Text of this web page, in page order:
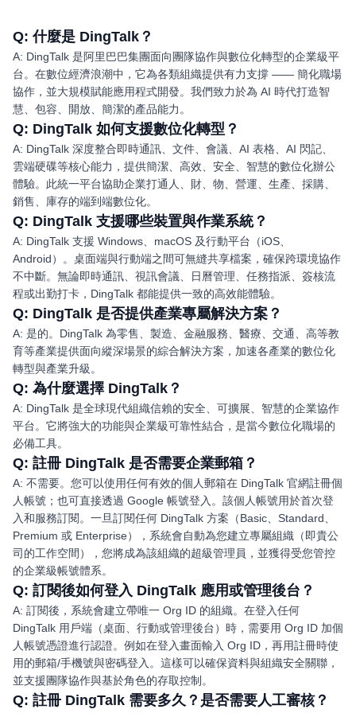
Q:什麼是 DingTalk？
A: DingTalk 是阿里巴巴集團面向團隊協作與數位化轉型的企業級平
台。在數位經濟浪潮中，它為各類組織提供有力支撐 —— 簡化職場
協作，並大規模賦能應用程式開發。我們致力於為 AI 時代打造智
慧、包容、開放、簡潔的產品能力。
Q: DingTalk 如何支援數位化轉型？
A: DingTalk 深度整合即時通訊、文件、會議、AI 表格、AI 閃記、
雲端硬碟等核心能力，提供簡潔、高效、安全、智慧的數位化辦公
體驗。此統一平台協助企業打通人、財、物、營運、生產、採購、
銷售、庫存的端到端數位化。
Q: DingTalk 支援哪些裝置與作業系統？
A: DingTalk 支援 Windows、macOS 及行動平台（iOS、
Android）。桌面端與行動端之間可無縫共享檔案，確保跨環境協作
不中斷。無論即時通訊、視訊會議、日曆管理、任務指派、簽核流
程或出勤打卡，DingTalk 都能提供一致的高效能體驗。
Q: DingTalk 是否提供產業專屬解決方案？
A: 是的。DingTalk 為零售、製造、金融服務、醫療、交通、高等教
育等產業提供面向縱深場景的綜合解決方案，加速各產業的數位化
轉型與產業升級。
Q: 為什麼選擇 DingTalk？
A: DingTalk 是全球現代組織信賴的安全、可擴展、智慧的企業協作
平台。它將強大的功能與企業級可靠性結合，是當今數位化職場的
必備工具。
Q: 註冊 DingTalk 是否需要企業郵箱？
A: 不需要。您可以使用任何有效的個人郵箱在 DingTalk 官網註冊個
人帳號；也可直接透過 Google 帳號登入。該個人帳號用於首次登
入和服務訂閱。一旦訂閱任何 DingTalk 方案（Basic、Standard、
Premium 或 Enterprise），系統會自動為您建立專屬組織（即貴公
司的工作空間），您將成為該組織的超級管理員，並獲得受您管控
的企業級帳號體系。
Q: 訂閱後如何登入 DingTalk 應用或管理後台？
A: 訂閱後，系統會建立帶唯一 Org ID 的組織。在登入任何
DingTalk 用戶端（桌面、行動或管理後台）時，需要用 Org ID 加個
人帳號憑證進行認證。例如在登入畫面輸入 Org ID，再用註冊時使
用的郵箱/手機號與密碼登入。這樣可以確保資料與組織安全關聯，
並支援團隊協作與基於角色的存取控制。
Q: 註冊 DingTalk 需要多久？是否需要人工審核？